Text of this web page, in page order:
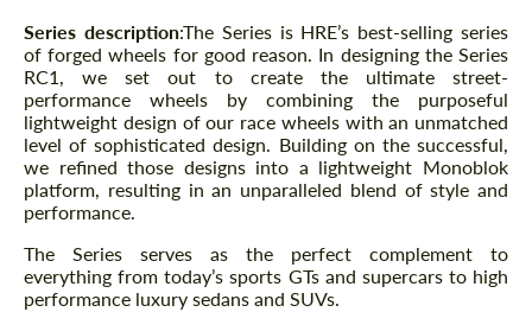
Descrizione
Series description:The Series is HRE’s best-selling series
of forged wheels for good reason. In designing the Series
RC1, we set out to create the ultimate street-
performance wheels by combining the purposeful
lightweight design of our race wheels with an unmatched
level of sophisticated design. Building on the successful,
we refined those designs into a lightweight Monoblok
platform, resulting in an unparalleled blend of style and
performance.
The Series serves as the perfect complement to
everything from today’s sports GTs and supercars to high
performance luxury sedans and SUVs.